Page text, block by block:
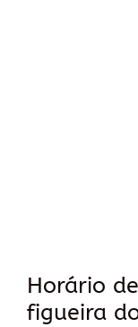
Horário
figueira